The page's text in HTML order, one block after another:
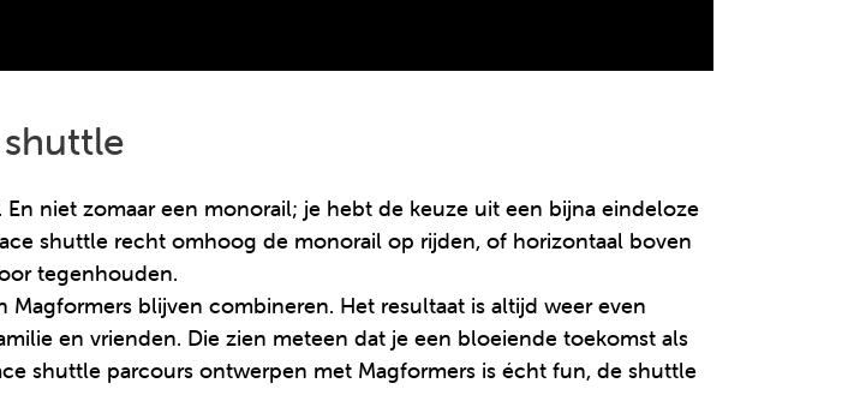
niet zomaar een monorail; je hebt de keuze uit een bijna eindeloze
shuttle recht omhoog de monorail op rijden, of horizontaal boven
tegenhouden.
blijven combineren. Het resultaat is altijd weer even
en vrienden. Die zien meteen dat je een bloeiende toekomst als
shuttle parcours ontwerpen met Magformers is écht fun, de shuttle